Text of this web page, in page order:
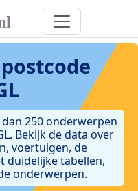
250 onderwerpen
Bekijk de data over
voertuigen, de
duidelijke tabellen,
onderwerpen.